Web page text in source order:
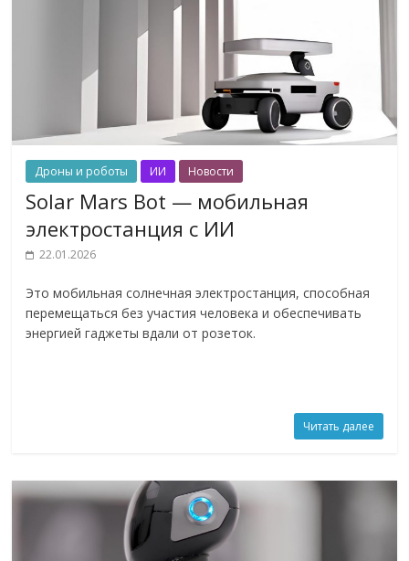
Дроны и роботы ИИ Новости
Solar Mars Bot — мобильная
электростанция с ИИ
22.01.2026
Это мобильная солнечная электростанция, способная
перемещаться без участия человека и обеспечивать
энергией гаджеты вдали от розеток.
Читать далее